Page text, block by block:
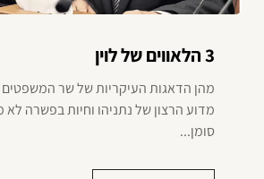
3 הלאווים של לוין
מהן הדאגות העיקריות של שר
מדוע הרצון של נתניהו וחיות בפשרה
סומן...